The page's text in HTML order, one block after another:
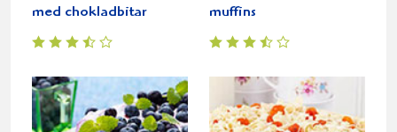
med chokladbitar
muffins